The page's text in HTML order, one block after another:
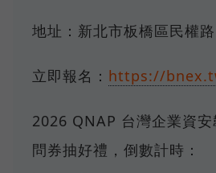
地址：新北市板橋區民權
立即報名： https://
2026 QNAP 台灣企業資
問券抽好禮，倒數計時：